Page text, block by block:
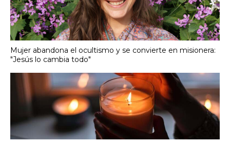
Mujer abandona el ocultismo y se convierte en misionera:
"Jesús lo cambia todo"